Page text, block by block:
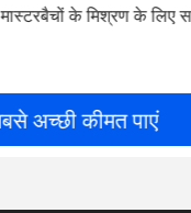
मास्टरबैचों के मिश्रण के लिए
अच्छी कीमत पाएं